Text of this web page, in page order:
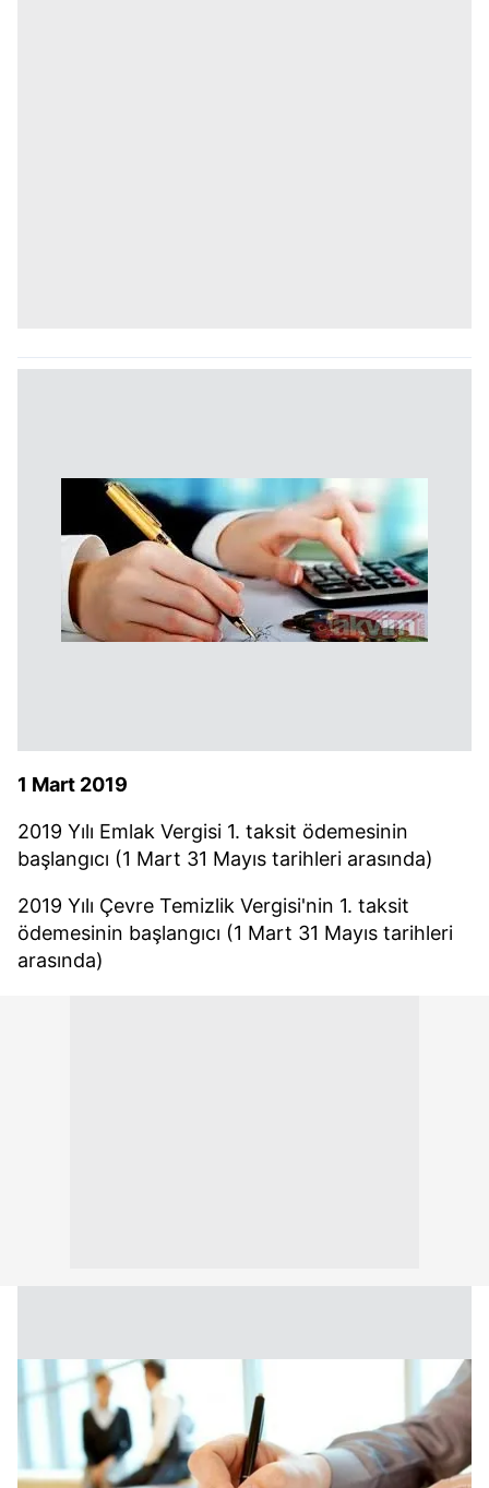
1 Mart 2019
2019 Yılı Emlak Vergisi 1. taksit ödemesinin
başlangıcı (1 Mart 31 Mayıs tarihleri arasında)
2019 Yılı Çevre Temizlik Vergisi'nin 1. taksit
ödemesinin başlangıcı (1 Mart 31 Mayıs tarihleri
arasında)